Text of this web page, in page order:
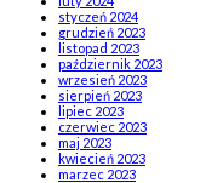
styczeń 2024
grudzień 2023
listopad 2023
październik 2023
wrzesień 2023
sierpień 2023
lipiec 2023
czerwiec 2023
maj 2023
kwiecień 2023
marzec 2023